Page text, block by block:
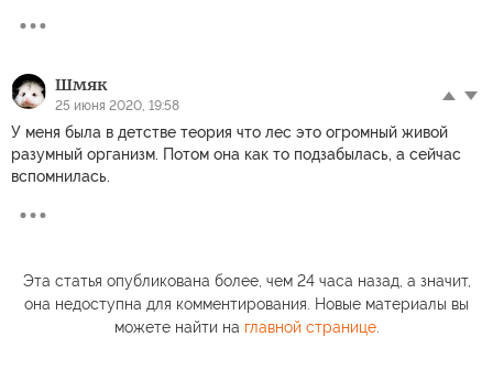
Шмяк
25 июня 2020, 19:58
У меня была в детстве теория что лес это огромный живой
разумный организм. Потом она как то подзабылась, а сейчас
вспомнилась.
Эта статья опубликована более, чем 24 часа назад, а значит,
она недоступна для комментирования. Новые материалы вы
можете найти на главной странице.